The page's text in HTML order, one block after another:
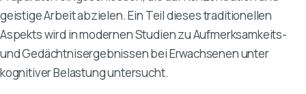
geistige Arbeit abzielen. Ein Teil dieses traditionellen
Aspekts wird in modernen Studien zu Aufmerksamkeits-
und Gedächtnisergebnissen bei Erwachsenen unter
kognitiver Belastung untersucht.